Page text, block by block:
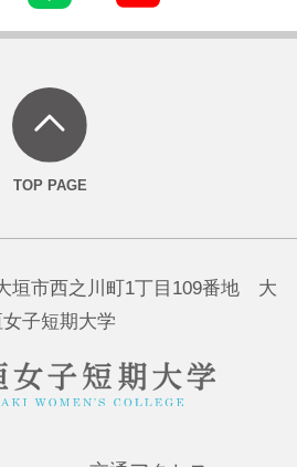
垣市西之川町1丁目109番地 大
子短期大学